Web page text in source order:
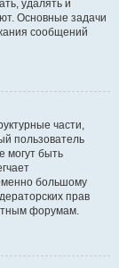
удалять и
Основные задачи
сообщений
части,
пользователь
могут быть
большому
прав
форумам.